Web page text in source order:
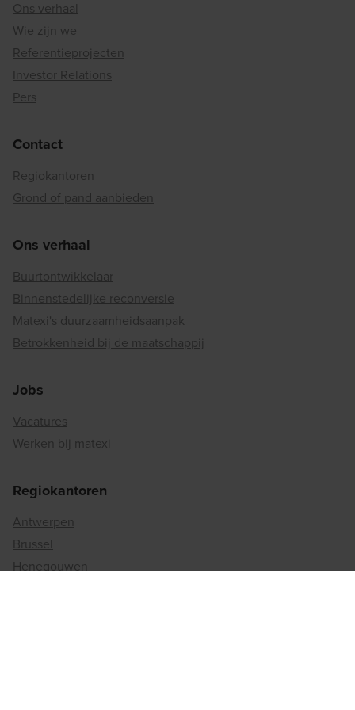
Ons verhaal
Wie zijn we
Referentieprojecten
Investor Relations
Pers
Contact
Regiokantoren
Grond of pand aanbieden
Ons verhaal
Buurtontwikkelaar
Binnenstedelijke reconversie
Matexi's duurzaamheidsaanpak
Betrokkenheid bij de maatschappij
Jobs
Vacatures
Werken bij matexi
Regiokantoren
Antwerpen
Brussel
Henegouwen